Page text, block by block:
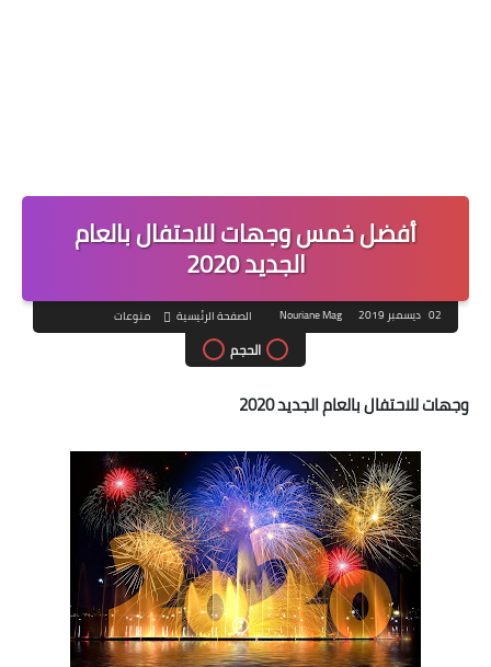
أفضل خمس وجهات للاحتفال بالعام
الجديد 2020
02 ديسمبر 2019 Nouriane Mag الصفحة الرئيسية منوعات
الحجم
وجهات للاحتفال بالعام الجديد 2020